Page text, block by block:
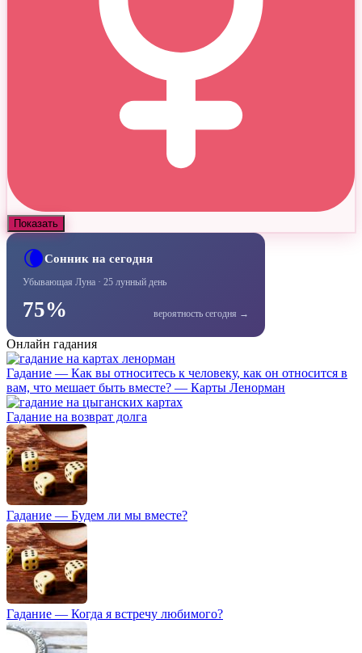
Показать
🌘Сонник на сегодня
Убывающая Луна · 25 лунный день
75% вероятность сегодня →
Онлайн гадания
Гадание — Как вы относитесь к человеку, как он относится в
вам, что мешает быть вместе? — Карты Ленорман
Гадание на возврат долга
Гадание — Будем ли мы вместе?
Гадание — Когда я встречу любимого?